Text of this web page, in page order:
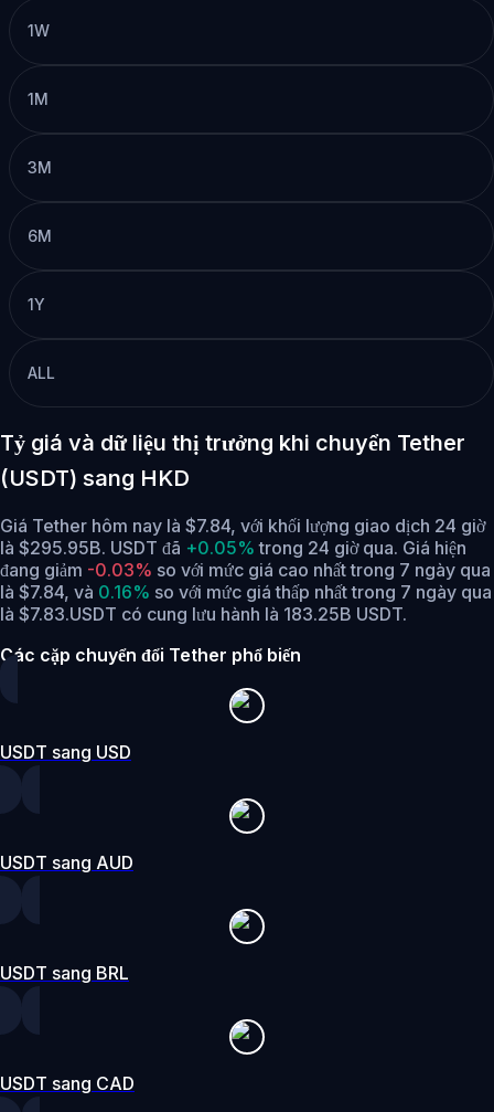
1W
1M
3M
6M
1Y
ALL
Tỷ giá và dữ liệu thị trưởng khi chuyển Tether
(USDT) sang HKD
Giá Tether hôm nay là $7.84, với khối lượng giao dịch 24 giờ
là $295.95B. USDT đã +0.05% trong 24 giờ qua. Giá hiện
đang giảm -0.03% so với mức giá cao nhất trong 7 ngày qua
là $7.84, và 0.16% so với mức giá thấp nhất trong 7 ngày qua
là $7.83.USDT có cung lưu hành là 183.25B USDT.
Các cặp chuyển đổi Tether phổ biến
USDT sang USD
USDT sang AUD
USDT sang BRL
USDT sang CAD